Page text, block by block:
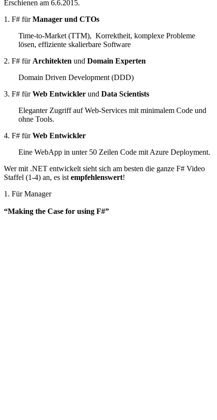
Erschienen am 6.6.2015.
1. F# fürManager und CTOs
Time-to-Market (TTM), Korrektheit, komplexe Probleme
lösen, effiziente skalierbare Software
2. F# für Architekten und Domain Experten
Domain Driven Development (DDD)
3. F# fürWeb Entwickler und Data Scientists
Eleganter Zugriff auf Web-Services mit minimalem Code und
ohne Tools.
4. F# fürWeb Entwickler
Eine WebApp in unter 50 Zeilen Code mit Azure Deployment.
Wer mit .NET entwickelt sieht sich am besten die ganze F# Video
Staffel (1-4) an, es ist empfehlenswert!
1. Für Manager
“Making the Case for using F#”